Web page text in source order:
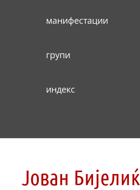
манифестации
групи
индекс
Јован Бијелиќ